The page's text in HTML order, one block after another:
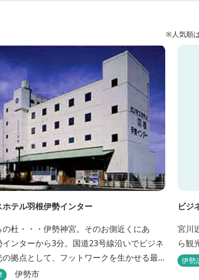
※人気順
ホテル羽根伊勢インター
の杜・・・伊勢神宮。そのお側近くにあ
インターから3分。国道23号線沿いでビジネ
の拠点として、フットワークを生かせる最
ルです。
伊勢市
ビジ
宮川
ら観
伊勢